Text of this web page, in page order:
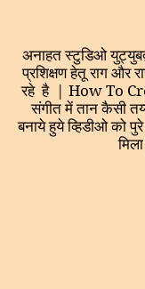
अनाहत स्टुडिओ
प्रशिक्षण हेतू राग और
रहे है | How To
संगीत में तान कैसी
बनाये हुये व्हिडीओ को